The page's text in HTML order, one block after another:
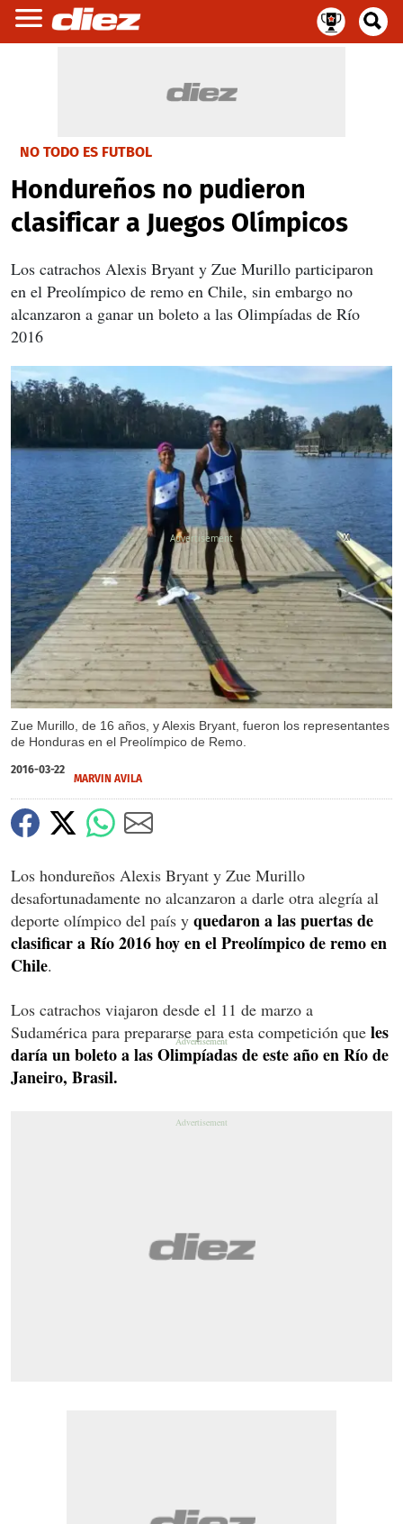
NO TODO ES FUTBOL
Hondureños no pudieron
clasificar a Juegos Olímpicos
Los catrachos Alexis Bryant y Zue Murillo participaron
en el Preolímpico de remo en Chile, sin embargo no
alcanzaron a ganar un boleto a las Olimpíadas de Río
2016
Zue Murillo, de 16 años, y Alexis Bryant, fueron los representantes
de Honduras en el Preolímpico de Remo.
X
X
X
2016-03-22
MARVIN AVILA
Los hondureños Alexis Bryant y Zue Murillo
desafortunadamente no alcanzaron a darle otra alegría al
deporte olímpico del país y quedaron a las puertas de
clasificar a Río 2016 hoy en el Preolímpico de remo en
Chile.
Los catrachos viajaron desde el 11 de marzo a
Sudamérica para prepararse para esta competición que les
daría un boleto a las Olimpíadas de este año en Río de
Janeiro, Brasil.